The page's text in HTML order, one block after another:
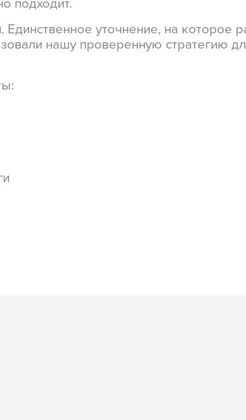
уточнение, на которое
нашу проверенную стратегию